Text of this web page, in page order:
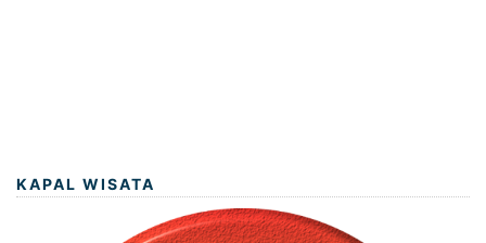
KAPAL WISATA